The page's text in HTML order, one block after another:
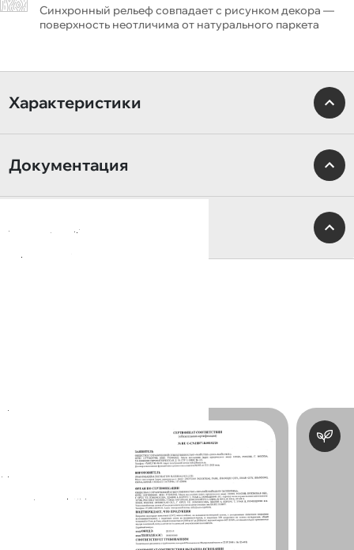
Синхронный рельеф совпадает с рисунком декора —
поверхность неотличима от натурального паркета
Характеристики
Документация
Отзывы